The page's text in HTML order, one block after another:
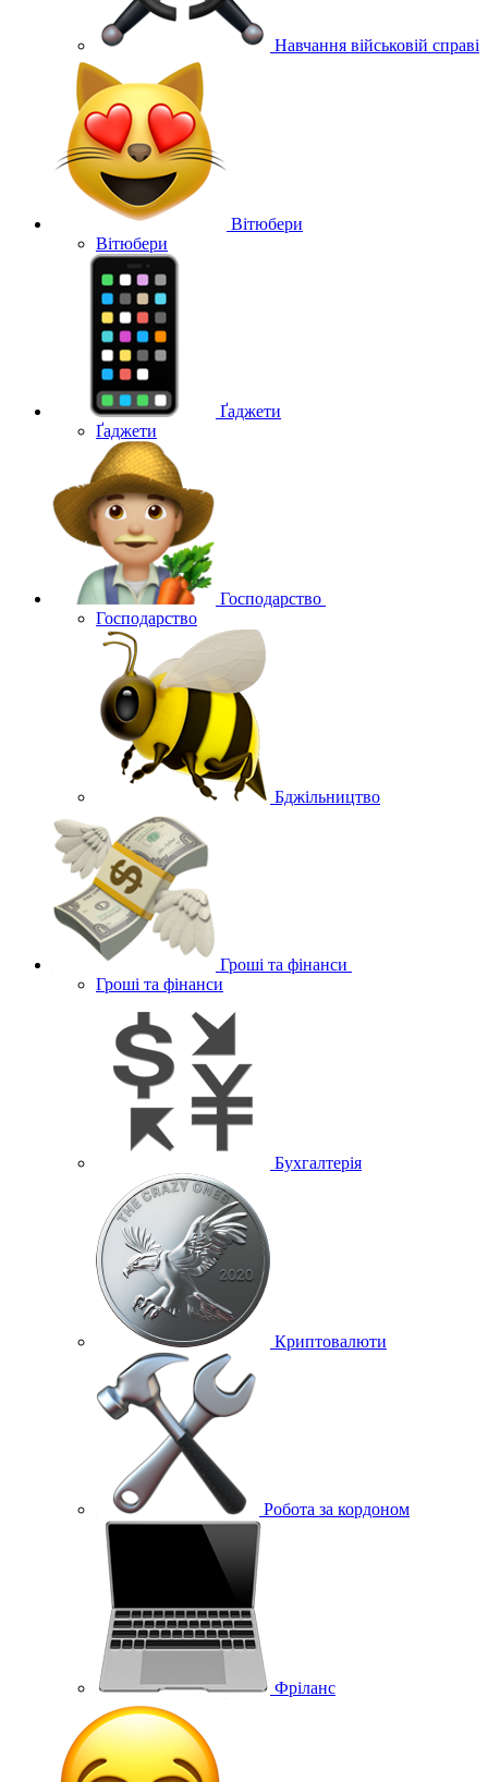
Навчання військовій справі
Вітюбери
Вітюбери
Ґаджети
Ґаджети
Господарство
Господарство
Бджільництво
Гроші та фінанси
Гроші та фінанси
Бухгалтерія
Криптовалюти
Робота за кордоном
Фріланс